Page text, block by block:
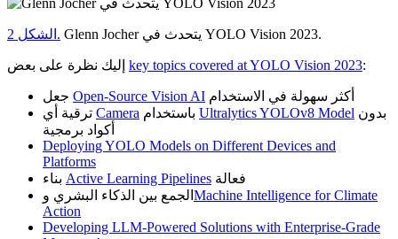
الشكل 2. Glenn Jocher يتحدث في YOLO Vision 2023.
key topics covered at YOLO Vision 2023:
Open-Source Vision AI أكثر سهولة في الاستخدام
Camera Ultralytics YOLOv8 Model
أكواد برمجية
Deploying YOLO Models on Different Devices and
Platforms
Active Learning Pipelines فعالة
الجمع بين الذكاء البشري و Machine Intelligence for Climate
Action
Developing LLM-Powered Solutions with Enterprise-Grade